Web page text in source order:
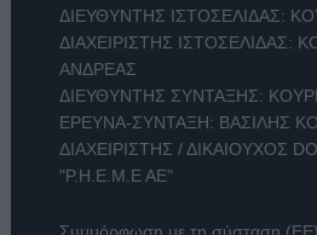
ΔΙΕΥΘΥΝΤΗΣ ΙΣΤΟΣΕΛΙΔΑΣ:
ΔΙΑΧΕΙΡΙΣΤΗΣ ΙΣΤΟΣΕΛΙΔΑΣ:
ΑΝΔΡΕΑΣ
ΔΙΕΥΘΥΝΤΗΣ ΣΥΝΤΑΞΗΣ:
ΕΡΕΥΝΑ-ΣΥΝΤΑΞΗ: ΒΑΣΙΛΗΣ
ΔΙΑΧΕΙΡΙΣΤΗΣ / ΔΙΚΑΙΟΥΧΟΣ
"Ρ.Η.Ε.Μ.Ε ΑΕ"
Συμμόρφωση με τη σύσταση